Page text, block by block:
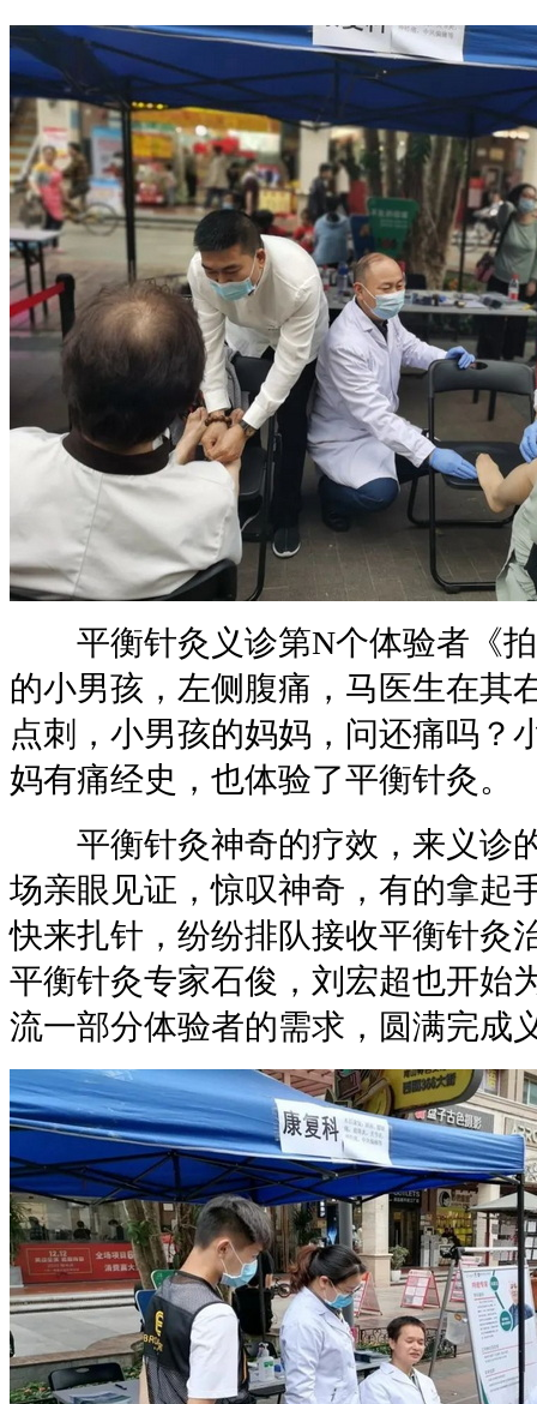
平衡针灸义诊第N个体验者《拍
的小男孩，左侧腹痛，马医生在其
点刺，小男孩的妈妈，问还痛吗？
妈有痛经史，也体验了平衡针灸。
平衡针灸神奇的疗效，来义诊
场亲眼见证，惊叹神奇，有的拿起
快来扎针，纷纷排队接收平衡针灸
平衡针灸专家石俊，刘宏超也开始
流一部分体验者的需求，圆满完成